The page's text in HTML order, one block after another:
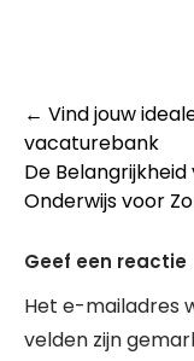
Post
← Vind jouw
vacaturebank
De
Onderwijs voor
Geef een reactie
Het e-mailadres
velden zijn